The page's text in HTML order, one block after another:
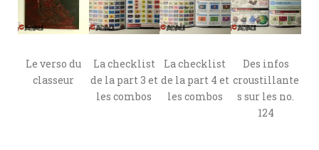
Le verso du
classeur
La checklist
de la part 3 et
les combos
La checklist
de la part 4 et
les combos
Des infos
croustillante
s sur les no.
124